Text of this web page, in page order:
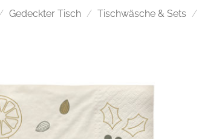
Gedeckter Tisch / Tischwäsche & Sets /